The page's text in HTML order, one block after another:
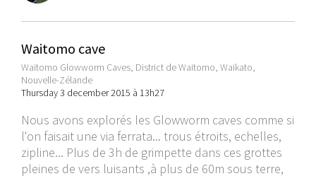
Waitomo cave
Waitomo Glowworm Caves, District de Waitomo, Waikato,
Nouvelle-Zélande
Thursday 3 december 2015 à 13h27
Nous avons explorés les Glowworm caves comme si
l'on faisait une via ferrata... trous étroits, echelles,
zipline... Plus de 3h de grimpette dans ces grottes
pleines de vers luisants ,à plus de 60m sous terre,